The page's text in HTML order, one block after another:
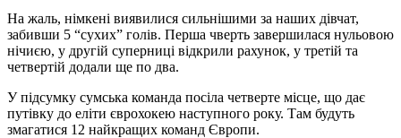
На жаль, німкені виявилися сильнішими за наших дівчат,
забивши 5 “сухих” голів. Перша чверть завершилася нульовою
нічиєю, у другій суперниці відкрили рахунок, у третій та
четвертій додали ще по два.
У підсумку сумська команда посіла четверте місце, що дає
путівку до еліти єврохокею наступного року. Там будуть
змагатися 12 найкращих команд Європи.